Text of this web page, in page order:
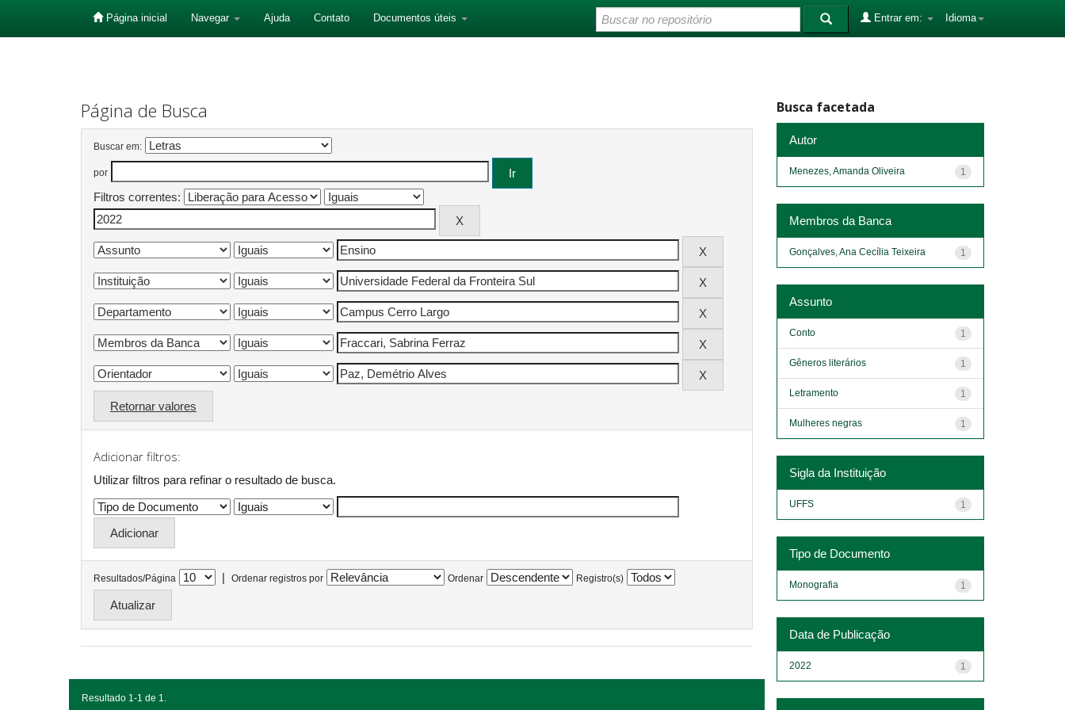
Página inicial Navegar Ajuda Contato Documentos úteis Idioma
Entrar em:
Página de Busca
Buscar em:
por
Filtros correntes:
Retornar valores
Adicionar filtros:
Utilizar filtros para refinar o resultado de busca.
Resultados/Página | Ordenar registros por Ordenar Registro(s)
Resultado 1-1 de 1.
Busca facetada
Autor
1
Menezes, Amanda Oliveira
Membros da Banca
1
Gonçalves, Ana Cecília Teixeira
Assunto
1
Conto
1
Gêneros literários
1
Letramento
1
Mulheres negras
Sigla da Instituição
1
UFFS
Tipo de Documento
1
Monografia
Data de Publicação
1
2022